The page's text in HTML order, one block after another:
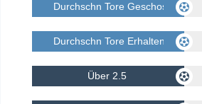
Durchschn Tore Geschossen
Durchschn Tore Erhalten
Über 2.5